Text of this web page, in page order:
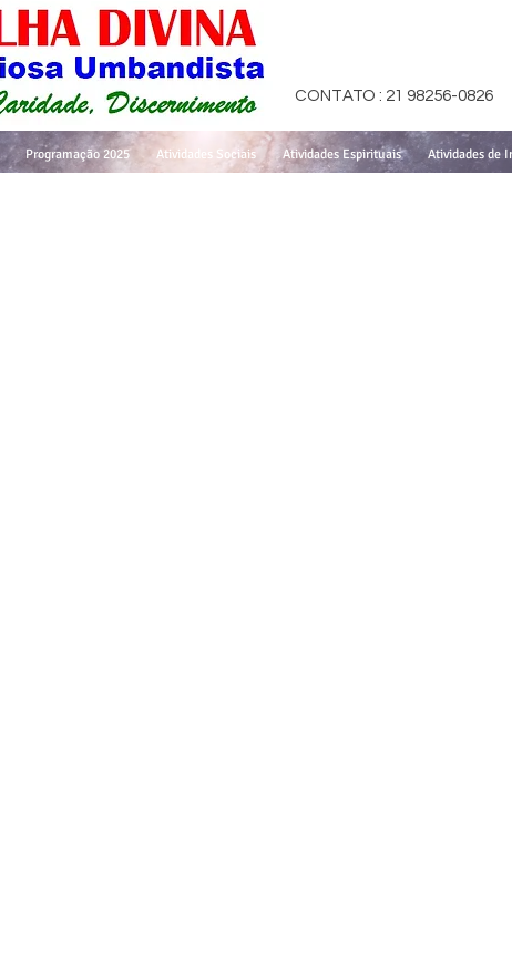
CONTATO : 21 98256-0826
Programação 2025 Atividades Sociais Atividades Espirituais Atividades de